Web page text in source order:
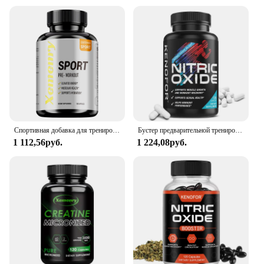
1 112,56руб.
Бустер предварительной тренировки — улучшает высокоинтенсивные упражнения для поддержки роста мышц и восстановления помогает с производительностью тренировки
1 224,08руб.